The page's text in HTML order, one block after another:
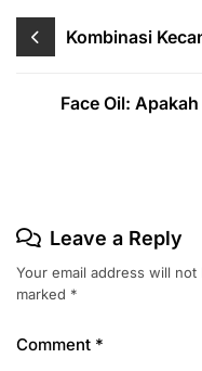
Post
navigation
Kombinasi
Face Oil:
Leave a Reply
Your email address will
marked *
Comment *